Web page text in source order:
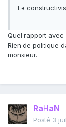
Le
Quel rapport avec
Rien de politique
monsieur.
RaHaN
Posté 3